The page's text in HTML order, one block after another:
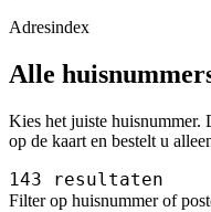
Adresindex
Alle
Kies het juiste huisnummer.
op de kaart en bestelt u
143 resultaten
Filter op huisnummer of